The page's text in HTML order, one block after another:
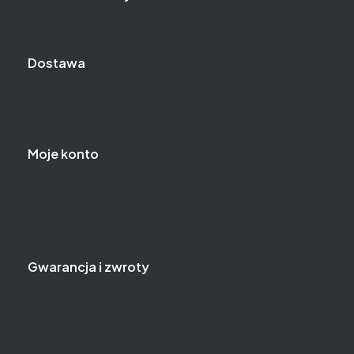
Dostawa
Moje konto
Gwarancja i zwroty